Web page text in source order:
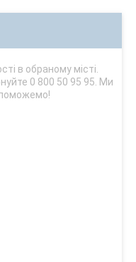
в обраному місті.
0 800 50 95 95. Ми